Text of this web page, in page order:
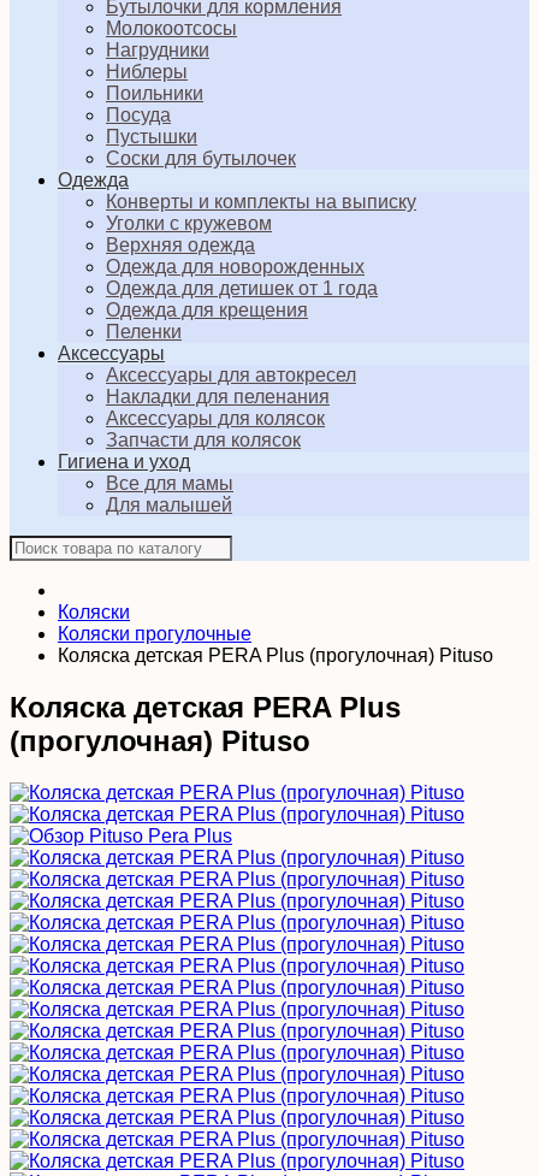
Бутылочки для кормления
Молокоотсосы
Нагрудники
Ниблеры
Поильники
Посуда
Пустышки
Соски для бутылочек
Одежда
Конверты и комплекты на выписку
Уголки с кружевом
Верхняя одежда
Одежда для новорожденных
Одежда для детишек от 1 года
Одежда для крещения
Пеленки
Аксессуары
Аксессуары для автокресел
Накладки для пеленания
Аксессуары для колясок
Запчасти для колясок
Гигиена и уход
Все для мамы
Для малышей
Коляски
Коляски прогулочные
Коляска детская PERA Plus (прогулочная) Pituso
Коляска детская PERA Plus
(прогулочная) Pituso